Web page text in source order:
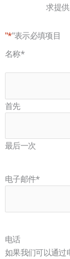
求提
"*"表示必填项目
名称*
首先
最后一次
电子邮件*
电话
如果我们可以通过
国